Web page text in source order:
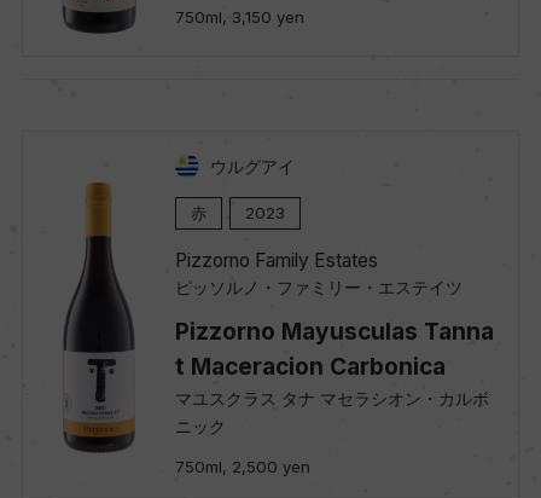
750ml, 3,150 yen
ウルグアイ
赤 2023
Pizzorno Family Estates
ピッソルノ・ファミリー・エステイツ
Pizzorno Mayusculas Tanna
t Maceracion Carbonica
マユスクラス タナ マセラシオン・カルボ
ニック
750ml, 2,500 yen